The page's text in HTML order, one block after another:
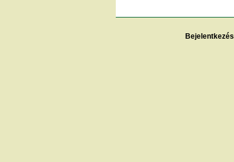
Bejelentkezés